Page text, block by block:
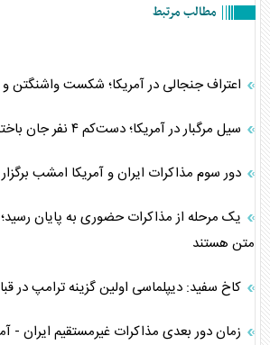
مطالب مرتبط
اعتراف جنجالی در آمریکا؛ شکست واشنگتن و
سیل مرگبار در آمریکا؛ دست‌کم ۴ نفر جان باختند
دور سوم مذاکرات ایران و آمریکا امشب
یک مرحله از مذاکرات حضوری به پایان
متن هستند
کاخ سفید: دیپلماسی اولین گزینه ترامپ در
زمان دور بعدی مذاکرات غیرمستقیم ایران -